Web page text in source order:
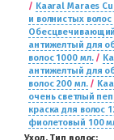
/ Kaaral Maraes
и волнистых
антижелтый для
волос 1000 мл./
антижелтый для
волос 200 мл./
очень светлый
краска для волос
фиолетовый 100